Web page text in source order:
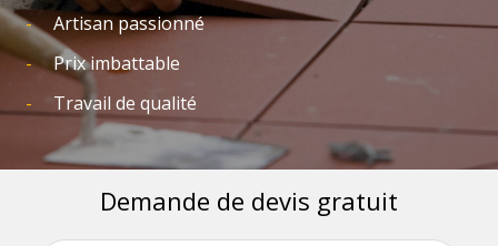
Artisan passionné
Prix imbattable
Travail de qualité
Demande de devis gratuit